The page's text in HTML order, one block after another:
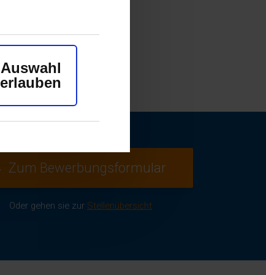
Auswahl
erlauben
Zum Bewerbungsformular
Oder gehen sie zur Stellenübersicht